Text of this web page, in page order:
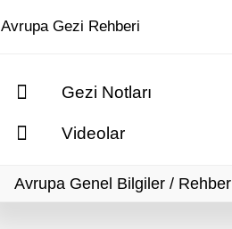
Avrupa Gezi Rehberi
Gezi Notları
Videolar
Avrupa Genel Bilgiler / Rehber